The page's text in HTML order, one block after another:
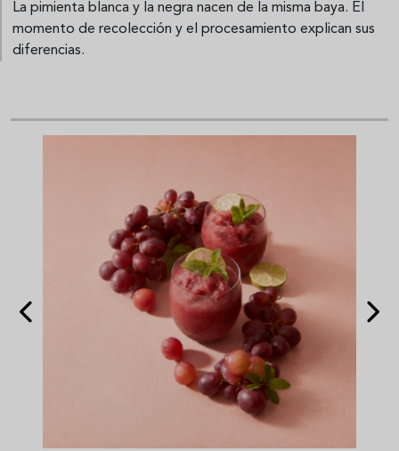
La pimienta blanca y la negra nacen de la misma baya. El
momento de recolección y el procesamiento explican sus
diferencias.